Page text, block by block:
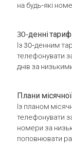
на будь-які
30-денні
Із 30-денним
телефонувати
днів за
Плани
Із планом
телефонувати
номери за
поповнювати